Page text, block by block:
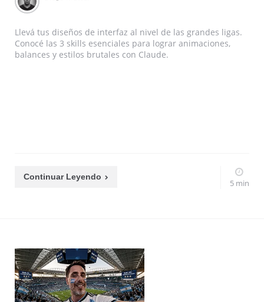
Llevá tus diseños de interfaz al nivel de las grandes ligas.
Conocé las 3 skills esenciales para lograr animaciones,
balances y estilos brutales con Claude.
Continuar Leyendo
5 min